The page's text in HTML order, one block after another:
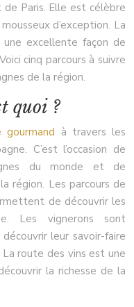
Paris. Elle est célèbre
d’exception. La
excellente façon de
cinq parcours à suivre
de la région.
quoi ?
gourmand à travers les
C’est l’occasion de
du monde et de
région. Les parcours de
de découvrir les
Les vignerons sont
leur savoir-faire
route des vins est une
la richesse de la